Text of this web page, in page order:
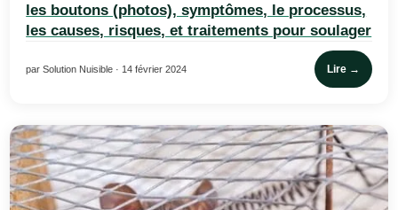
les boutons (photos), symptômes, le processus,
les causes, risques, et traitements pour soulager
par Solution Nuisible · 14 février 2024 Lire →